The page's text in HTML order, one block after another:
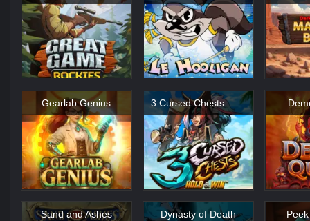
Gearlab Genius 3 Cursed Chests: Hold & Win
Sand and Ashes Dynasty of Death